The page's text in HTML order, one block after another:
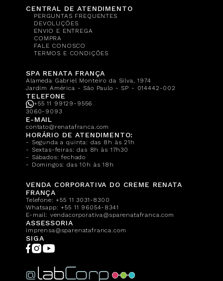
CENTRAL DE ATENDIMENTO
PERGUNTAS FREQUENTES
DEVOLUÇÕES
ENVIO E ENTREGA
COMPRA
FALE CONOSCO
TERMOS E CONDIÇÕES
SPA RENATA FRANÇA
Alameda Gabriel Monteiro da Silva, 1974
Jardim América - São Paulo - SP - 014442-002
TELEFONE
+55 11 99129-9556
3060-9093
E-MAIL
contato@renatafranca.com
HORÁRIO DE ATENDIMENTO:
- Segunda a quinta: das 8h às 21h
- Sextas-feiras: das 8h às 17h30
- Sábados: fechado
- Domingos: das 10h às 18h
VENDA CORPORATIVA DO CREME RENATA
FRANÇA
Telefone:+55 11 3031-8300
Whatsapp:+55 11 96054-8341
E-mail: vendacorporativa@sparenatafranca.com
ASSESSORIA
imprensa@sparenatafranca.com
SIGA